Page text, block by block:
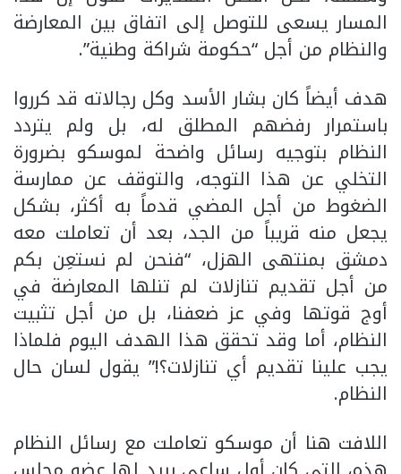
المسار يسعى للتوصل إلى اتفاق بين المعارضة
والنظام من أجل “حكومة شراكة وطنية”.
هدف أيضاً كان بشار الأسد وكل رجالاته قد كرروا
باستمرار رفضهم المطلق له، بل ولم يتردد
النظام بتوجيه رسائل واضحة لموسكو بضرورة
التخلي عن هذا التوجه، والتوقف عن ممارسة
الضغوط من أجل المضي قدماً به أكثر، بشكل
يجعل منه قريباً من الجد، بعد أن تعاملت معه
دمشق بمنتهى الهزل، “فنحن لم نستعِن بكم
من أجل تقديم تنازلات لم تنلها المعارضة في
أوج قوتها وفي عز ضعفنا، بل من أجل تثبيت
النظام، أما وقد تحقق هذا الهدف اليوم فلماذا
يجب علينا تقديم أي تنازلات؟!” يقول لسان حال
النظام.
اللافت هنا أن موسكو تعاملت مع رسائل النظام